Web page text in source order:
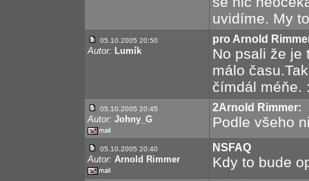
uvidíme. My
05.10.2005 20:50
Autor: Lumík
pro Arnold
No psali že je
málo
čímdál méňe.
05.10.2005 20:45
Autor: Johny_G
2Arnold Rimmer:
Podle všeho
05.10.2005 20:40
Autor: Arnold Rimmer
NSFAQ
Kdy to bude